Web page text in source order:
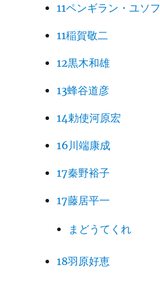
11ペンギラン・ユソフ
11稲賀敬二
12黒木和雄
13蜂谷道彦
14勅使河原宏
16川端康成
17秦野裕子
17藤居平一
まどうてくれ
18羽原好恵